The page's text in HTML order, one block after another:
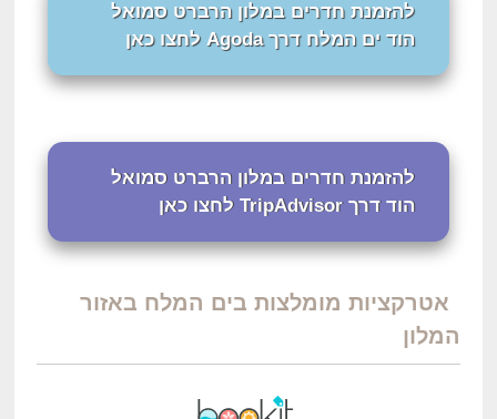
להזמנת חדרים במלון הרברט סמואל
הוד ים המלח דרך Agoda לחצו כאן
להזמנת חדרים במלון הרברט סמואל
הוד דרך TripAdvisor לחצו כאן
אטרקציות מומלצות בים המלח באזור
המלון